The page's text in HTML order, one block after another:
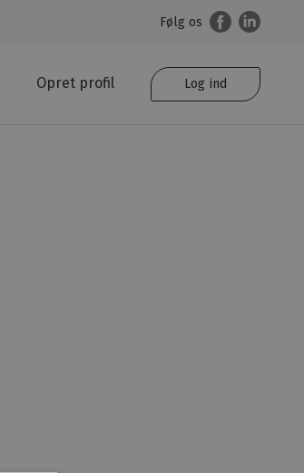
Følg os
Opret profil Log ind